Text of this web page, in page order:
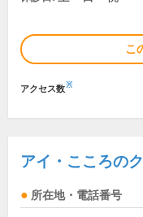
こ
アクセス数※
アイ・こころの
所在地・電話番号